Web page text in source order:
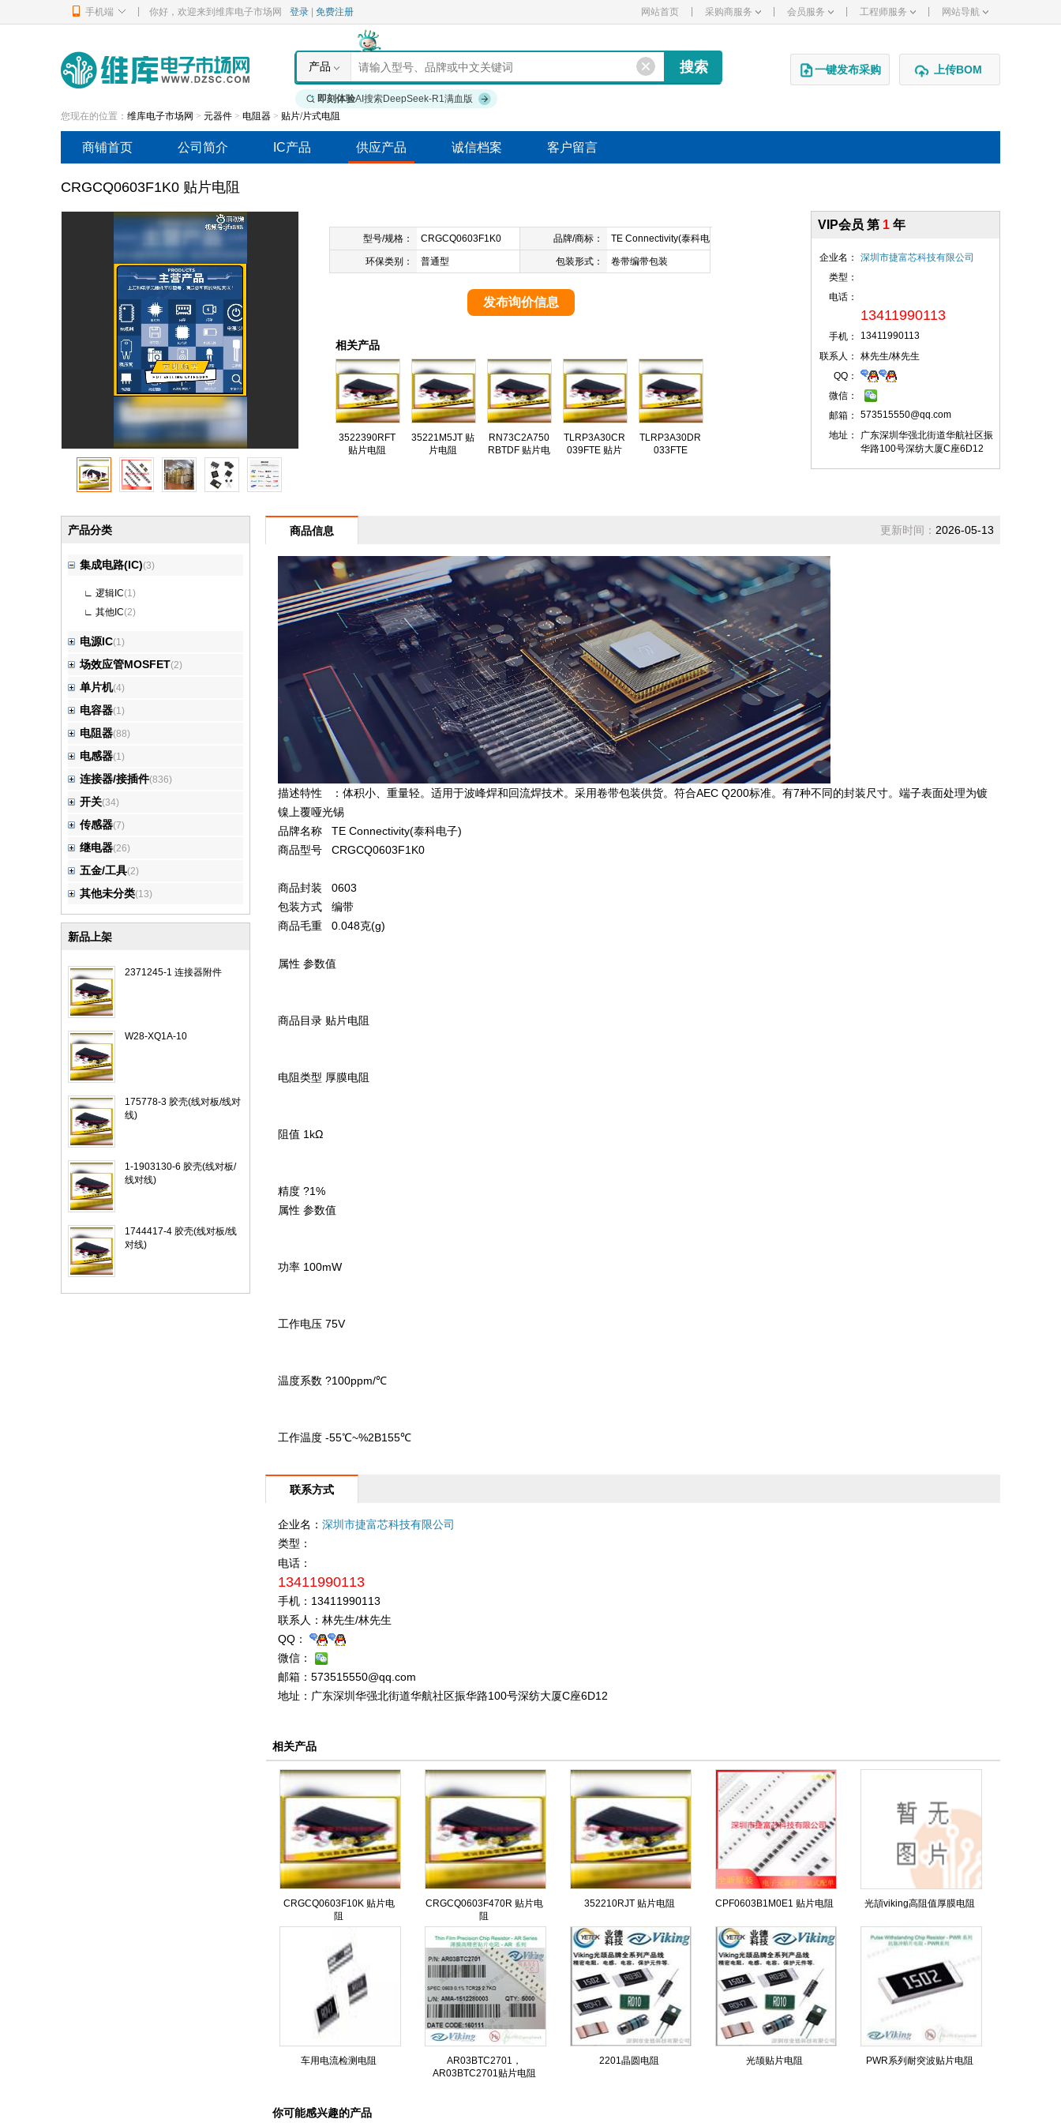
手机端 你好，欢迎来到维库电子市场网 登录 免费注册 网站首页 采购商服务 会员服务 工程师服务 网站导航
产品
即刻体验AI搜索DeepSeek-R1满血版
一键发布采购 上传BOM
您现在的位置： 维库电子市场网 > 元器件 > 电阻器 > 贴片/片式电阻
商铺首页 公司简介 IC产品 供应产品 诚信档案 客户留言
CRGCQ0603F1K0 贴片电阻
型号/规格： CRGCQ0603F1K0 品牌/商标：
TE Connectivity(泰科电
子)
环保类别： 普通型 包装形式： 卷带编带包装
发布询价信息
相关产品
3522390RFT
贴片电阻
35221M5JT 贴
片电阻
RN73C2A750
RBTDF 贴片电
TLRP3A30CR
039FTE 贴片
TLRP3A30DR
033FTE
VIP会员 第 1 年
企业名：
深圳市捷富芯科技有限公司
类型：
电话：
13411990113
手机：
13411990113
联系人：
林先生/林先生
QQ：
微信：
邮箱：
573515550@qq.com
地址：
广东深圳华强北街道华航社区振
华路100号深纺大厦C座6D12
产品分类
集成电路(IC)(3)
∟ 逻辑IC(1)
∟ 其他IC(2)
电源IC(1)
场效应管MOSFET(2)
单片机(4)
电容器(1)
电阻器(88)
电感器(1)
连接器/接插件(836)
开关(34)
传感器(7)
继电器(26)
五金/工具(2)
其他未分类(13)
新品上架
2371245-1 连接器附件
W28-XQ1A-10
175778-3 胶壳(线对板/线对
线)
1-1903130-6 胶壳(线对板/
线对线)
1744417-4 胶壳(线对板/线
对线)
商品信息 更新时间： 2026-05-13
描述特性 ：体积小、重量轻。适用于波峰焊和回流焊技术。采用卷带包装供货。符合AEC Q200标准。有7种不同的封装尺寸。端子表面处理为镀
镍上覆哑光锡
品牌名称 TE Connectivity(泰科电子)
商品型号 CRGCQ0603F1K0
商品封装 0603
包装方式 编带
商品毛重 0.048克(g)
属性 参数值
商品目录 贴片电阻
电阻类型 厚膜电阻
阻值 1kΩ
精度 ?1%
属性 参数值
功率 100mW
工作电压 75V
温度系数 ?100ppm/℃
工作温度 -55℃~%2B155℃
联系方式
企业名： 深圳市捷富芯科技有限公司
类型：
电话：
13411990113
手机： 13411990113
联系人： 林先生/林先生
QQ：
微信：
邮箱： 573515550@qq.com
地址： 广东深圳华强北街道华航社区振华路100号深纺大厦C座6D12
相关产品
CRGCQ0603F10K 贴片电
阻
CRGCQ0603F470R 贴片电
阻
352210RJT 贴片电阻 CPF0603B1M0E1 贴片电阻 光頡viking高阻值厚膜电阻
车用电流检测电阻
AR03BTC2701，
AR03BTC2701贴片电阻
2201晶圆电阻 光颉贴片电阻 PWR系列耐突波贴片电阻
你可能感兴趣的产品